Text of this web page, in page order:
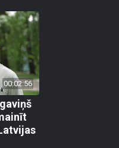
00:02:56